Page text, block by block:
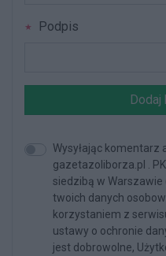
Podpis
Dodaj
Wysyłając komentarz
gazetazoliborza.pl .
siedzibą w
twoich danych
korzystaniem z
ustawy o ochronie
jest dobrowolne,